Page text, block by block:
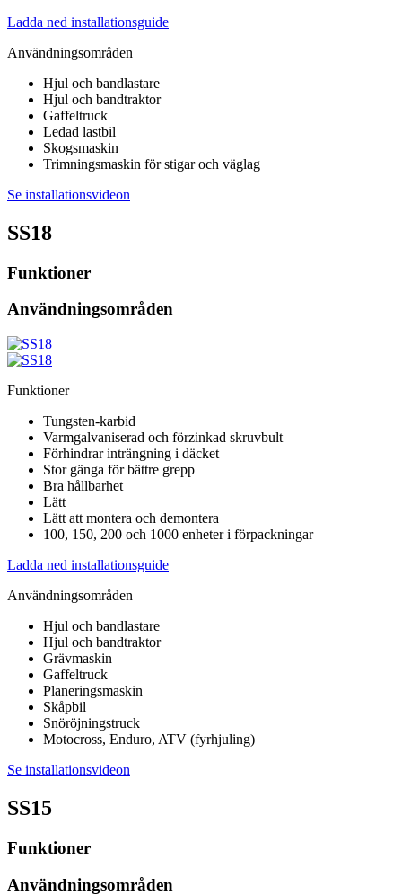
Ladda ned installationsguide
Användningsområden
Hjul och bandlastare
Hjul och bandtraktor
Gaffeltruck
Ledad lastbil
Skogsmaskin
Trimningsmaskin för stigar och väglag
Se installationsvideon
SS18
Funktioner
Användningsområden
Funktioner
Tungsten-karbid
Varmgalvaniserad och förzinkad skruvbult
Förhindrar inträngning i däcket
Stor gänga för bättre grepp
Bra hållbarhet
Lätt
Lätt att montera och demontera
100, 150, 200 och 1000 enheter i förpackningar
Ladda ned installationsguide
Användningsområden
Hjul och bandlastare
Hjul och bandtraktor
Grävmaskin
Gaffeltruck
Planeringsmaskin
Skåpbil
Snöröjningstruck
Motocross, Enduro, ATV (fyrhjuling)
Se installationsvideon
SS15
Funktioner
Användningsområden